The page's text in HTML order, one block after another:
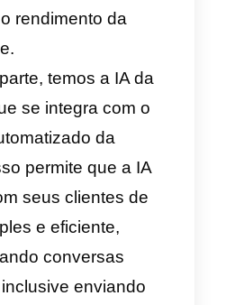
métricas,
e mais.
consideração que a
dura ao redor de
semanas e que
deverá iniciar a
do seu Business
do Facebook. Com